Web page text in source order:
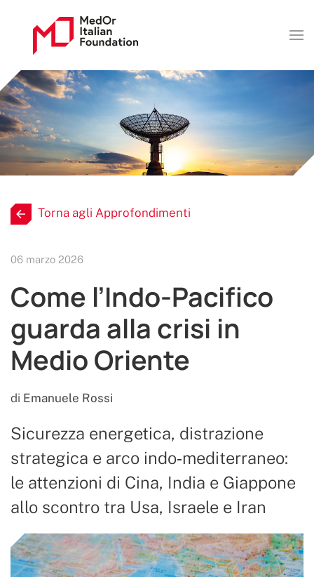
Torna agli Approfondimenti
06 marzo 2026
Come l’Indo-Pacifico
guarda alla crisi in
Medio Oriente
di Emanuele Rossi
Sicurezza energetica, distrazione
strategica e arco indo‑mediterraneo:
le attenzioni di Cina, India e Giappone
allo scontro tra Usa, Israele e Iran